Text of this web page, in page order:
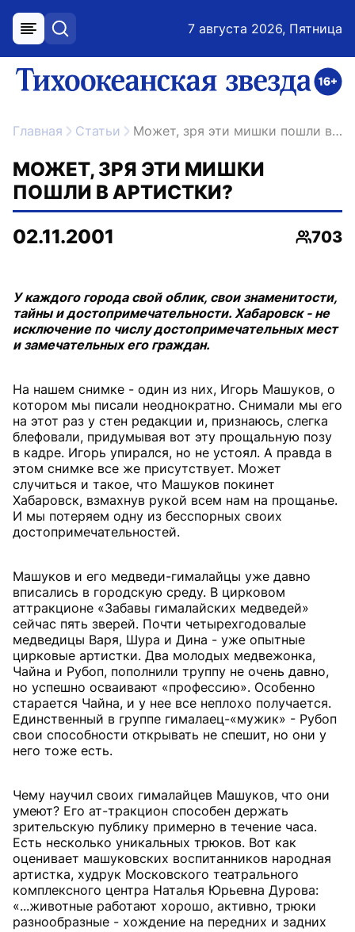
меню поиск 7 августа 2026, Пятница
ссылка на главную
Главная Статьи Может, зря эти мишки пошли в артистки?
МОЖЕТ, ЗРЯ ЭТИ МИШКИ
ПОШЛИ В АРТИСТКИ?
02.11.2001
703
У каждого города свой облик, свои знаменитости,
тайны и достопримечательности. Хабаровск - не
исключение по числу достопримечательных мест
и замечательных его граждан.
На нашем снимке - один из них, Игорь Машуков, о
котором мы писали неоднократно. Снимали мы его
на этот раз у стен редакции и, признаюсь, слегка
блефовали, придумывая вот эту прощальную позу
в кадре. Игорь упирался, но не устоял. А правда в
этом снимке все же присутствует. Может
случиться и такое, что Машуков покинет
Хабаровск, взмахнув рукой всем нам на прощанье.
И мы потеряем одну из бесспорных своих
достопримечательностей.
Машуков и его медведи-гималайцы уже давно
вписались в городскую среду. В цирковом
аттракционе «Забавы гималайских медведей»
сейчас пять зверей. Почти четырехгодовалые
медведицы Варя, Шура и Дина - уже опытные
цирковые артистки. Два молодых медвежонка,
Чайна и Рубоп, пополнили труппу не очень давно,
но успешно осваивают «профессию». Особенно
старается Чайна, и у нее все неплохо получается.
Единственный в группе гималаец-«мужик» - Рубоп
свои способности открывать не спешит, но они у
него тоже есть.
Чему научил своих гималайцев Машуков, что они
умеют? Его ат-тракцион способен держать
зрительскую публику примерно в течение часа.
Есть несколько уникальных трюков. Вот как
оценивает машуковских воспитанников народная
артистка, худрук Московского театрального
комплексного центра Наталья Юрьевна Дурова:
«...животные работают хорошо, активно, трюки
разнообразные - хождение на передних и задних